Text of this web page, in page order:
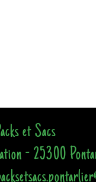
et Sacs
- 25300